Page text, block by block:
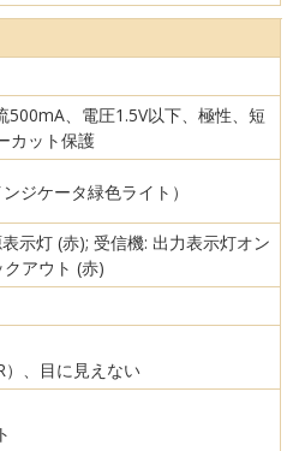
500mA、電圧1.5V以下、極性、短
カット保護
ジケータ緑色ライト）
示灯 (赤); 受信機: 出力表示灯オン
アウト (赤)
）、目に見えない